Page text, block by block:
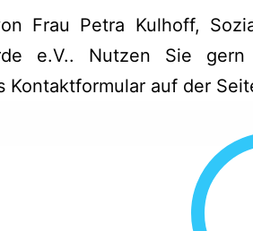
Frau Petra Kulhoff,
e.V.. Nutzen Sie
Kontaktformular auf der